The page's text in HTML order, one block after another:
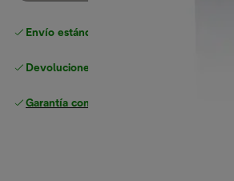
Envío estándar gratuito
Devoluciones gratuitas
Garantía completa